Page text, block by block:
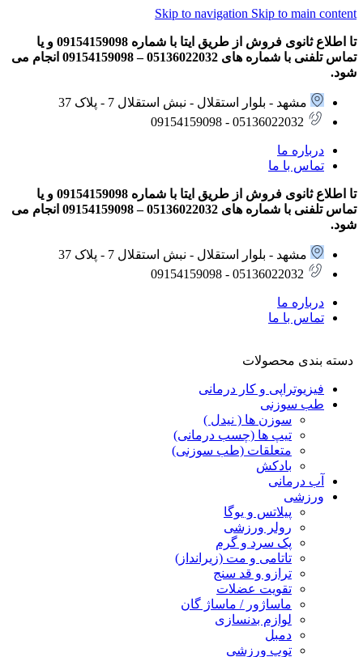
Skip to navigation Skip to main content
تا اطلاع ثانوی فروش از طریق ایتا با شماره 09154159098 و یا
تماس تلفنی با شماره های 05136022032 – 09154159098 انجام می
شود.
مشهد - بلوار استقلال - نبش استقلال 7 - پلاک 37
05136022032 - 09154159098
درباره ما
تماس با ما
تا اطلاع ثانوی فروش از طریق ایتا با شماره 09154159098 و یا
تماس تلفنی با شماره های 05136022032 – 09154159098 انجام می
شود.
مشهد - بلوار استقلال - نبش استقلال 7 - پلاک 37
05136022032 - 09154159098
درباره ما
تماس با ما
دسته بندی محصولات
فیزیوتراپی و کار درمانی
طب سوزنی
سوزن ها ( نیدل )
تیپ ها (چسب درمانی)
متعلقات (طب سوزنی)
بادکش
آب درمانی
ورزشی
پیلاتس و یوگا
رولر ورزشی
پک سرد و گرم
تاتامی و مت (زیرانداز)
ترازو و قد سنج
تقویت عضلات
ماساژور / ماساژ گان
لوازم بدنسازی
دمبل
توپ ورزشی